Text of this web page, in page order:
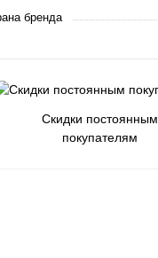
бренда
Скидки постоянным
покупателям